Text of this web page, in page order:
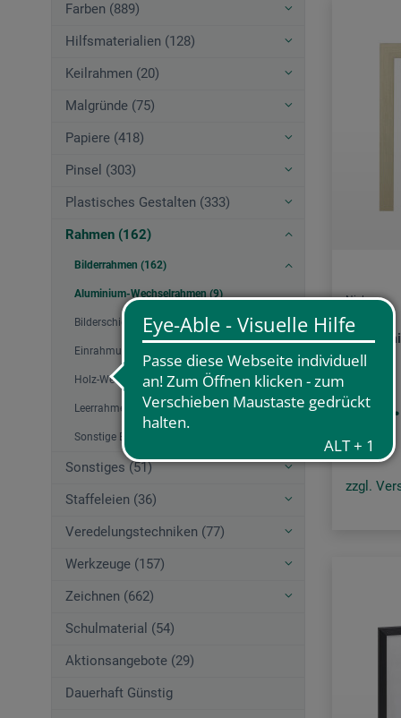
Farben (889)
Hilfsmaterialien (128)
Keilrahmen (20)
Malgründe (75)
Papiere (418)
Pinsel (303)
Plastisches Gestalten (333)
Rahmen (162)
Bilderrahmen (162)
Aluminium-Wechselrahmen (9)
Bilderschienen und Zubehör (33)
Einrahmung und Zubehör (86)
Holz-Wechselrahmen (24)
Leerrahmen (9)
Sonstige Bilderrahmen (1)
Sonstiges (51)
Staffeleien (36)
Veredelungstechniken (77)
Werkzeuge (157)
Zeichnen (662)
Schulmaterial (54)
Aktionsangebote (29)
Dauerhaft Günstig
Nielsen
C2
ab
zzgl.